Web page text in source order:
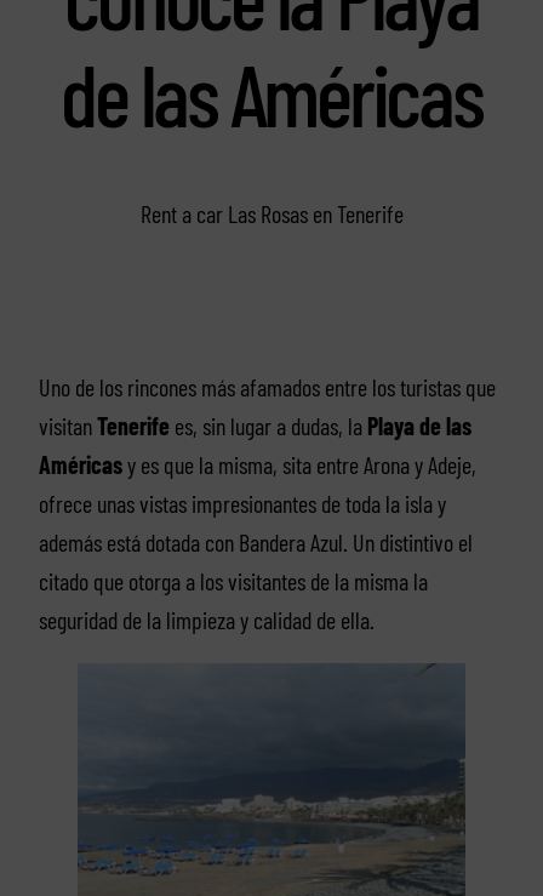
de las Américas
Rent a car Las Rosas en Tenerife
Uno de los rincones más afamados entre los turistas que
visitanTenerife es, sin lugar a dudas, la Playa de las
Américasy es que la misma, sita entre Arona y Adeje,
ofrece unas vistas impresionantes de toda la isla y
además está dotada con Bandera Azul. Un distintivo el
citado que otorga a los visitantes de la misma la
seguridad de la limpieza y calidad de ella.